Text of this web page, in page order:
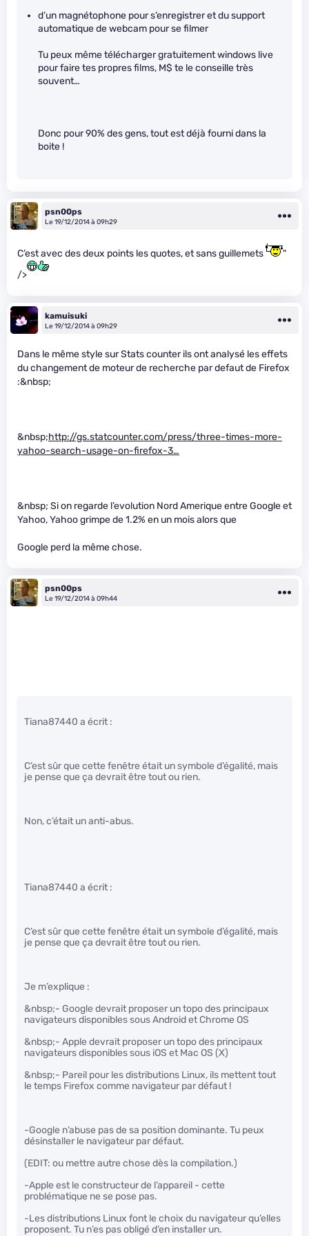
d’un magnétophone pour s’enregistrer et du support
automatique de webcam pour se filmer
Tu peux même télécharger gratuitement windows live
pour faire tes propres films, M$ te le conseille très
souvent…
Donc pour 90% des gens, tout est déjà fourni dans la
boite !
psn00ps
Le 19/12/2014 à 09h29
C’est avec des deux points les quotes, et sans guillemets
"
/>
kamuisuki
Le 19/12/2014 à 09h29
Dans le même style sur Stats counter ils ont analysé les effets
du changement de moteur de recherche par defaut de Firefox
:&nbsp;
&nbsp;http://gs.statcounter.com/press/three-times-more-
yahoo-search-usage-on-firefox-3…
&nbsp; Si on regarde l’evolution Nord Amerique entre Google et
Yahoo, Yahoo grimpe de 1.2% en un mois alors que
Google perd la même chose.
psn00ps
Le 19/12/2014 à 09h44
Tiana87440 a écrit :
C’est sûr que cette fenêtre était un symbole d’égalité, mais
je pense que ça devrait être tout ou rien.
Non, c’était un anti-abus.
Tiana87440 a écrit :
C’est sûr que cette fenêtre était un symbole d’égalité, mais
je pense que ça devrait être tout ou rien.
Je m’explique :
&nbsp;- Google devrait proposer un topo des principaux
navigateurs disponibles sous Android et Chrome OS
&nbsp;- Apple devrait proposer un topo des principaux
navigateurs disponibles sous iOS et Mac OS (X)
&nbsp;- Pareil pour les distributions Linux, ils mettent tout
le temps Firefox comme navigateur par défaut !
-Google n’abuse pas de sa position dominante. Tu peux
désinstaller le navigateur par défaut.
(EDIT: ou mettre autre chose dès la compilation.)
-Apple est le constructeur de l’appareil - cette
problématique ne se pose pas.
-Les distributions Linux font le choix du navigateur qu’elles
proposent. Tu n’es pas obligé d’en installer un.